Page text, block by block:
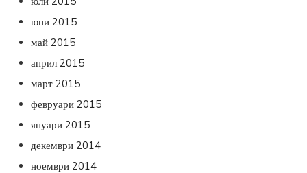
юни 2015
май 2015
април 2015
март 2015
февруари 2015
януари 2015
декември 2014
ноември 2014